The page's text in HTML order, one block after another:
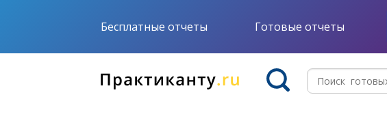
Бесплатные отчеты Готовые отчеты